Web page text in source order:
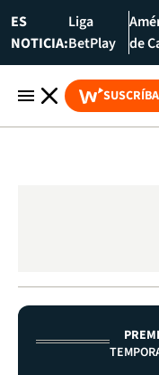
ES
NOTICIA:
Liga
BetPlay
de